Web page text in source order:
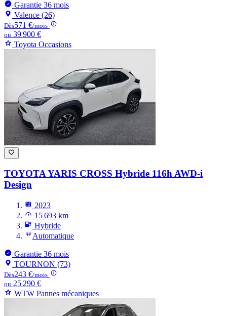
Garantie 36 mois
Valence (26)
Dès571 €/mois
ou 39 900 €
Toyota Occasions
TOYOTA YARIS CROSS Hybride 116h AWD-i
Design
2023
15 693 km
Hybride
Automatique
Garantie 36 mois
TOURNON (73)
Dès243 €/mois
ou 25 290 €
WTW Pannes mécaniques